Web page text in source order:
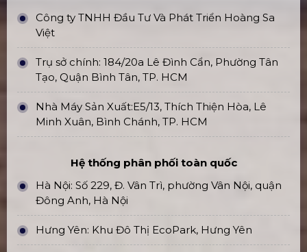
Công ty TNHH Đầu Tư Và Phát Triển Hoàng Sa
Việt
Trụ sở chính: 184/20a Lê Đình Cẩn, Phường Tân
Tạo, Quận Bình Tân, TP. HCM
Nhà Máy Sản Xuất:E5/13, Thích Thiện Hòa, Lê
Minh Xuân, Bình Chánh, TP. HCM
Hệ thống phân phối toàn quốc
Hà Nội: Số 229, Đ. Vân Trì, phường Vân Nội, quận
Đông Anh, Hà Nội
Hưng Yên: Khu Đô Thị EcoPark, Hưng Yên